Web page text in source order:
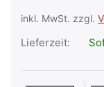
inkl. MwSt. zzgl.
Lieferzeit: